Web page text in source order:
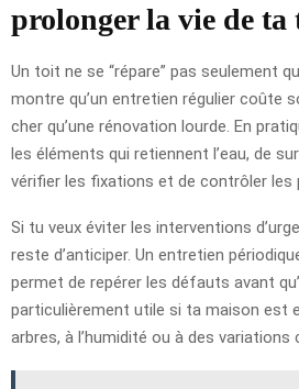
prolonger la vie de ta
Un toit ne se “répare” pas seulement
montre qu’un entretien régulier coûte
cher qu’une rénovation lourde. En
les éléments qui retiennent l’eau, de
vérifier les fixations et de contrôler les
Si tu veux éviter les interventions
reste d’anticiper. Un entretien
permet de repérer les défauts avant
particulièrement utile si ta maison est
arbres, à l’humidité ou à des